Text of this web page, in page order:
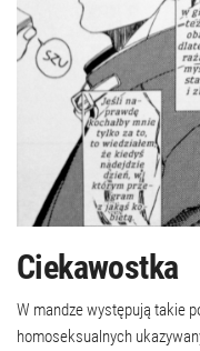
Ciekawostka
W mandze występują takie
homoseksualnych